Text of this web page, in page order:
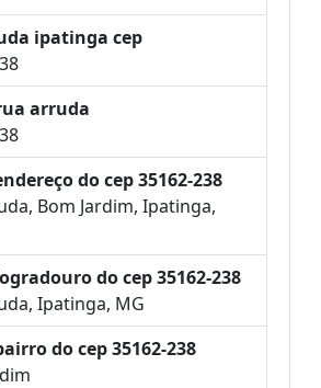
ipatinga cep
arruda
do cep 35162-238
Bom Jardim, Ipatinga,
do cep 35162-238
Ipatinga, MG
do cep 35162-238